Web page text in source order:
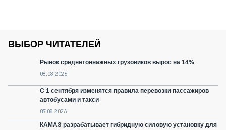
ВЫБОР ЧИТАТЕЛЕЙ
Рынок среднетоннажных грузовиков вырос на 14%
08.08.2026
С 1 сентября изменятся правила перевозки пассажиров
автобусами и такси
07.08.2026
КАМАЗ разрабатывает гибридную силовую установку для